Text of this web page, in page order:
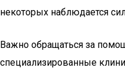
некоторых наблюдается
Важно обращаться за
специализированные